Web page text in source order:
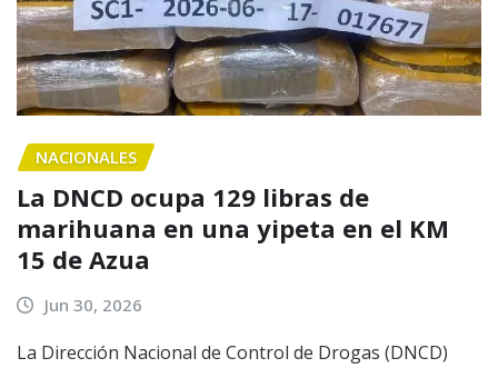
NACIONALES
La DNCD ocupa 129 libras de
marihuana en una yipeta en el KM
15 de Azua
Jun 30, 2026
La Dirección Nacional de Control de Drogas (DNCD)